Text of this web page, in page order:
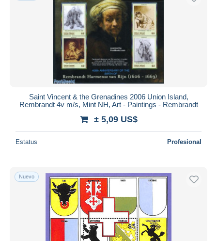
Saint Vincent & the Grenadines 2006 Union Island,
Rembrandt 4v m/s, Mint NH, Art - Paintings - Rembrandt
± 5,09 US$
Estatus Profesional
Nuevo